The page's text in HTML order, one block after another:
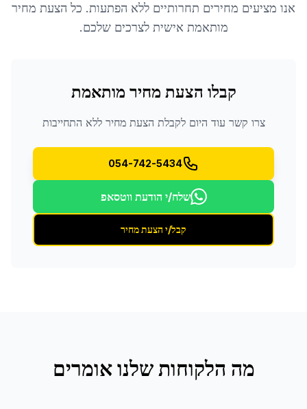
אנו מציעים מחירים תחרותיים ללא הפתעות. כל הצעת מחיר
מותאמת אישית לצרכים שלכם.
קבלו הצעת מחיר מותאמת
צרו קשר עוד היום לקבלת הצעת מחיר ללא התחייבות
054-742-5434
שלח/י הודעת ווטסאפ
קבל/י הצעת מחיר
מה הלקוחות שלנו אומרים